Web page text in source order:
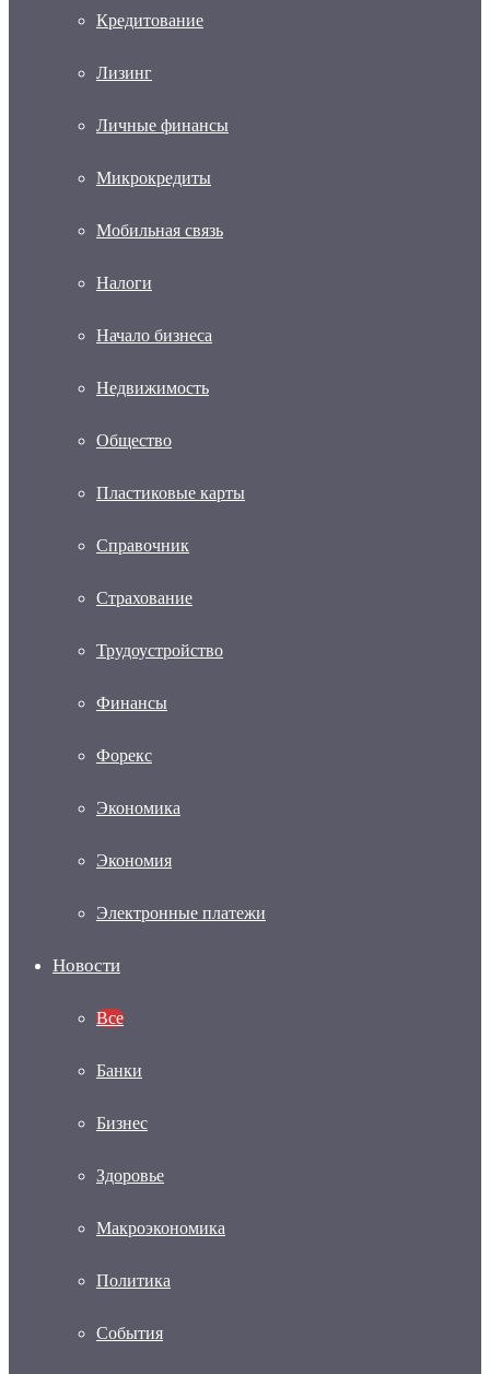
Кредитование
Лизинг
Личные финансы
Микрокредиты
Мобильная связь
Налоги
Начало бизнеса
Недвижимость
Общество
Пластиковые карты
Справочник
Страхование
Трудоустройство
Финансы
Форекс
Экономика
Экономия
Электронные платежи
Новости
Все
Банки
Бизнес
Здоровье
Макроэкономика
Политика
События